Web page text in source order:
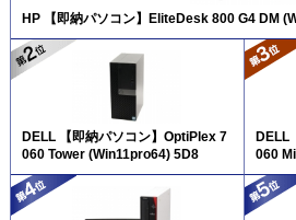
HP 【即納パソコン】EliteDesk 800 G4 DM
DELL 【即納パソコン】OptiPlex 7
060 Tower (Win11pro64) 5D8
DELL
060